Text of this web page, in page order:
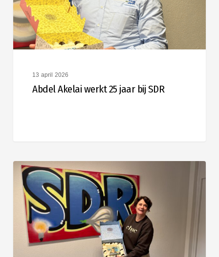
SDR
13 april 2026
Abdel Akelai werkt 25 jaar bij SDR
Monique
Boot
jaar
dienst